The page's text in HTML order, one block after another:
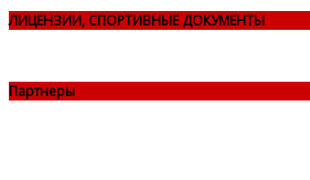
ЛИЦЕНЗИИ, СПОРТИВНЫЕ ДОКУМЕНТЫ
Партнеры